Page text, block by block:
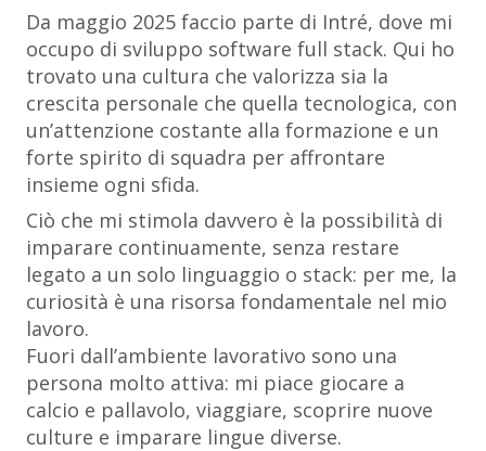
Da maggio 2025 faccio parte di Intré, dove mi
occupo di sviluppo software full stack. Qui ho
trovato una cultura che valorizza sia la
crescita personale che quella tecnologica, con
un’attenzione costante alla formazione e un
forte spirito di squadra per affrontare
insieme ogni sfida.
Ciò che mi stimola davvero è la possibilità di
imparare continuamente, senza restare
legato a un solo linguaggio o stack: per me, la
curiosità è una risorsa fondamentale nel mio
lavoro.
Fuori dall’ambiente lavorativo sono una
persona molto attiva: mi piace giocare a
calcio e pallavolo, viaggiare, scoprire nuove
culture e imparare lingue diverse.